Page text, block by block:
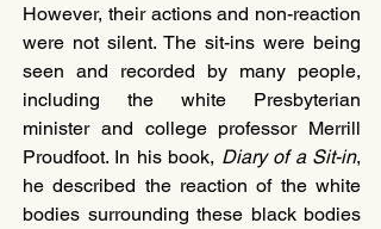
However, their actions and non-reaction
were not silent. The sit-ins were being
seen and recorded by many people,
including the white Presbyterian
minister and college professor Merrill
Proudfoot. In his book, Diary of a Sit-in,
he described the reaction of the white
bodies surrounding these black bodies